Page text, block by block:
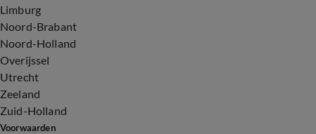
Limburg
Noord-Brabant
Noord-Holland
Overijssel
Utrecht
Zeeland
Zuid-Holland
Voorwaarden